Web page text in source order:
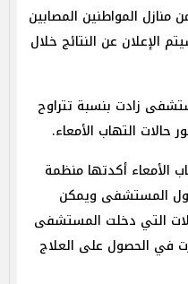
منازل المواطنين المصابين
الإعلان عن النتائج خلال
زادت بنسبة تتراوح
التهاب الأمعاء أكدتها منظمة
المستشفى ويمكن
التي دخلت المستشفى
في الحصول على العلاج